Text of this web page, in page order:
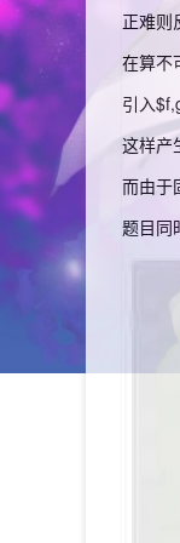
正难则
在算不
引入
这样产
而由于
题目同